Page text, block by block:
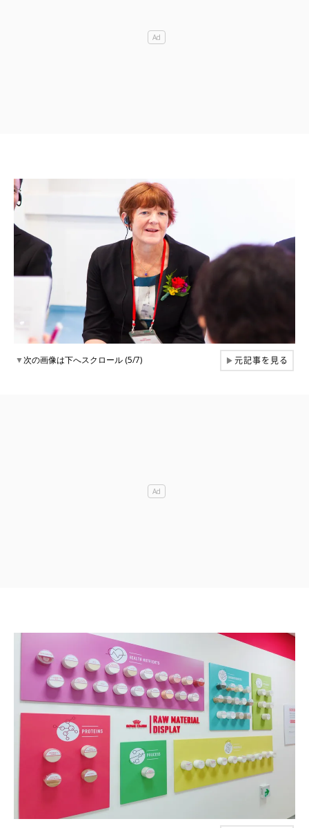
▼次の画像は下へスクロール (5/7) ▶元記事を見る